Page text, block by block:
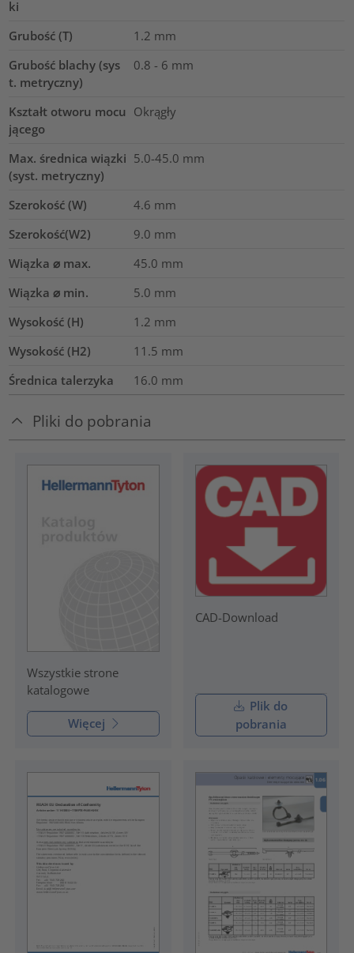
ki
Grubość (T)
1.2 mm
Grubość blachy (sys
t. metryczny)
0.8 - 6 mm
Kształt otworu mocu
jącego
Okrągły
Max. średnica wiązki
(syst. metryczny)
5.0-45.0 mm
Szerokość (W) 4.6 mm
Szerokość(W2)
9.0 mm
Wiązka ⌀ max.
45.0 mm
Wiązka ⌀ min.
5.0 mm
Wysokość (H)
1.2 mm
Wysokość (H2)
11.5 mm
Średnica talerzyka
16.0 mm
Pliki do pobrania
Wszystkie strone
katalogowe
Więcej
CAD-Download
Plik do
pobrania